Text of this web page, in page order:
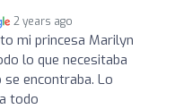
2 years ago
mi princesa Marilyn
lo que necesitaba
encontraba. Lo
todo